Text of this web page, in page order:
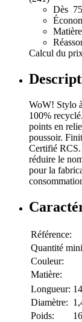
Dès
Calcul du
WoW! Stylo
100%
points en
poussoir.
Certifié
réduire le
pour la
Référence:
Quantité
Couleur:
Matière:
Longueur:
Diamètre:
Poids: